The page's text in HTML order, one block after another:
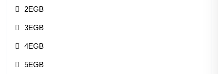
2EGB
3EGB
4EGB
5EGB